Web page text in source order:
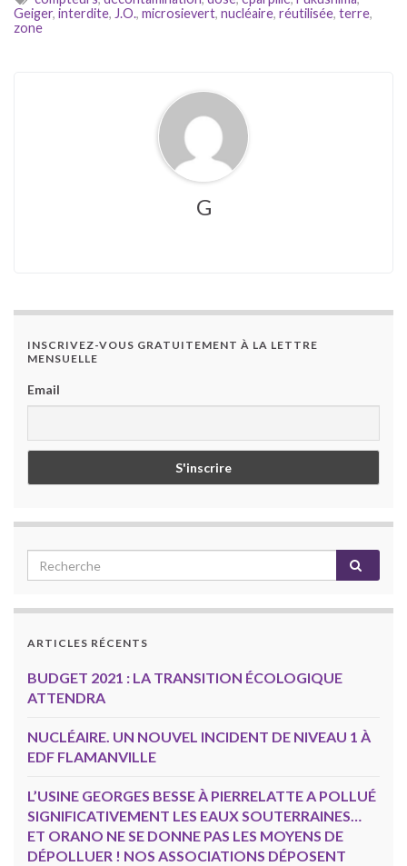
Geiger, interdite, J.O., microsievert, nucléaire, réutilisée, terre,
zone
G
INSCRIVEZ-VOUS GRATUITEMENT À LA LETTRE
MENSUELLE
Email
ARTICLES RÉCENTS
BUDGET 2021 : LA TRANSITION ÉCOLOGIQUE
ATTENDRA
NUCLÉAIRE. UN NOUVEL INCIDENT DE NIVEAU 1 À
EDF FLAMANVILLE
L’USINE GEORGES BESSE À PIERRELATTE A POLLUÉ
SIGNIFICATIVEMENT LES EAUX SOUTERRAINES…
ET ORANO NE SE DONNE PAS LES MOYENS DE
DÉPOLLUER ! NOS ASSOCIATIONS DÉPOSENT